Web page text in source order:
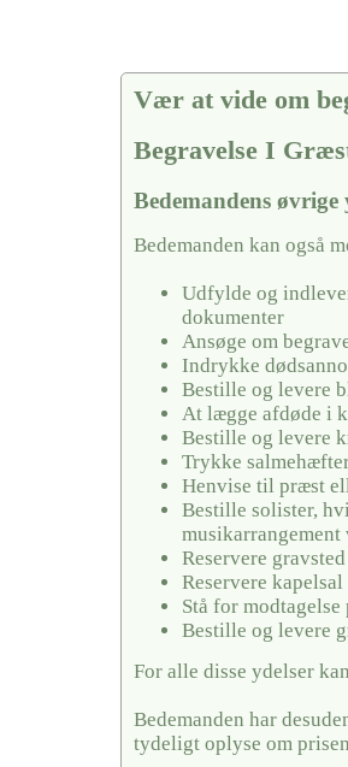
Vær at vide om
Begravelse I
Bedemandens øvrige
Bedemanden kan også
Udfylde og
dokumenter
Ansøge om
Indrykke
Bestille og levere
At lægge afdøde i
Bestille og levere
Trykke
Henvise til præst
Bestille solister,
musikarrangement
Reservere
Reservere kapelsal
Stå for
Bestille og levere
For alle disse ydelser
Bedemanden har
tydeligt oplyse om